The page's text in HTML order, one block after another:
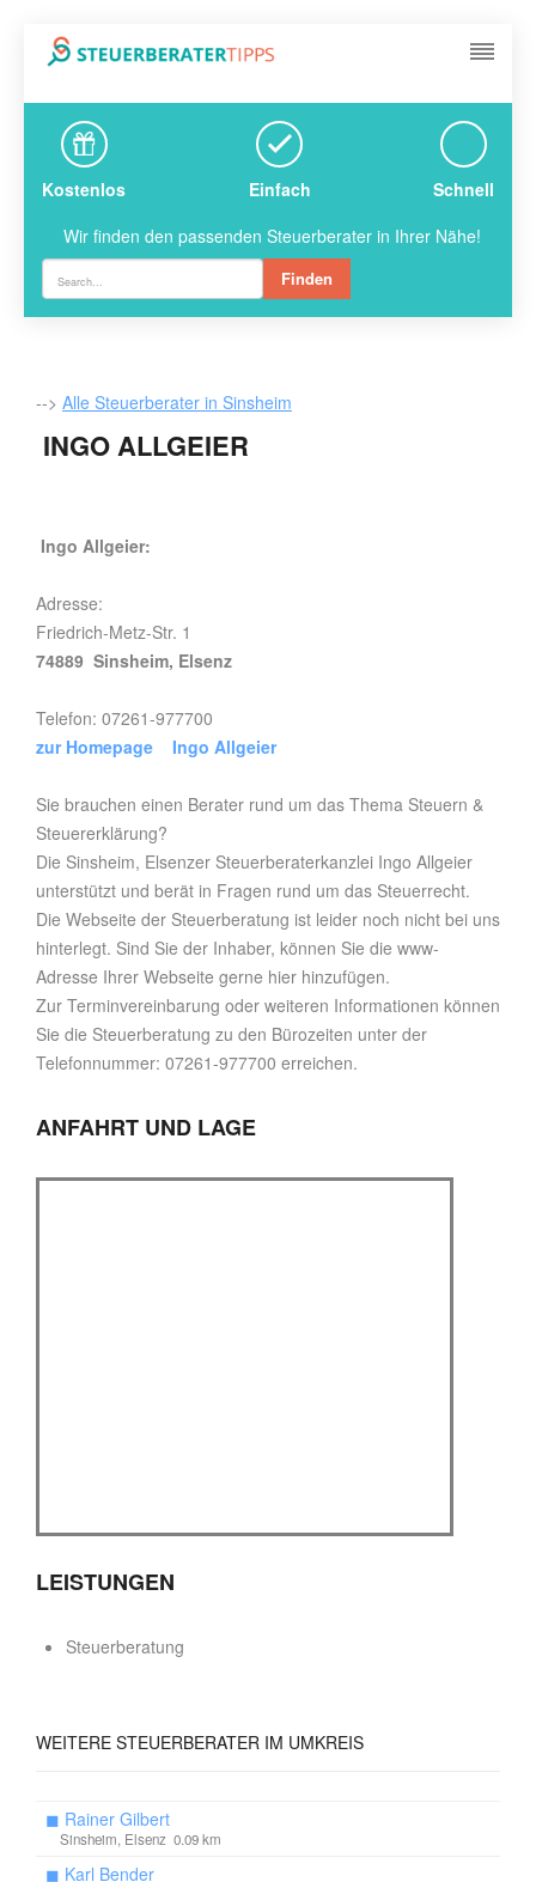
Kostenlos Einfach
Schnell
Wir finden den passenden Steuerberater in Ihrer Nähe!
Finden
--> Alle Steuerberater in Sinsheim
INGO ALLGEIER
Ingo Allgeier:
Adresse:
Friedrich-Metz-Str. 1
74889 Sinsheim, Elsenz
Telefon: 07261-977700
zur Homepage Ingo Allgeier
Sie brauchen einen Berater rund um das Thema Steuern &
Steuererklärung?
Die Sinsheim, Elsenzer Steuerberaterkanzlei Ingo Allgeier
unterstützt und berät in Fragen rund um das Steuerrecht.
Die Webseite der Steuerberatung ist leider noch nicht bei uns
hinterlegt. Sind Sie der Inhaber, können Sie die www-
Adresse Ihrer Webseite gerne hier hinzufügen.
Zur Terminvereinbarung oder weiteren Informationen können
Sie die Steuerberatung zu den Bürozeiten unter der
Telefonnummer: 07261-977700 erreichen.
ANFAHRT UND LAGE
LEISTUNGEN
Steuerberatung
WEITERE STEUERBERATER IM UMKREIS
◼ Rainer Gilbert
Sinsheim, Elsenz 0.09 km
◼ Karl Bender